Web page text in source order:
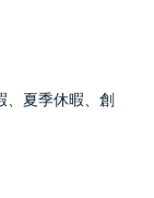
、夏季休暇、創